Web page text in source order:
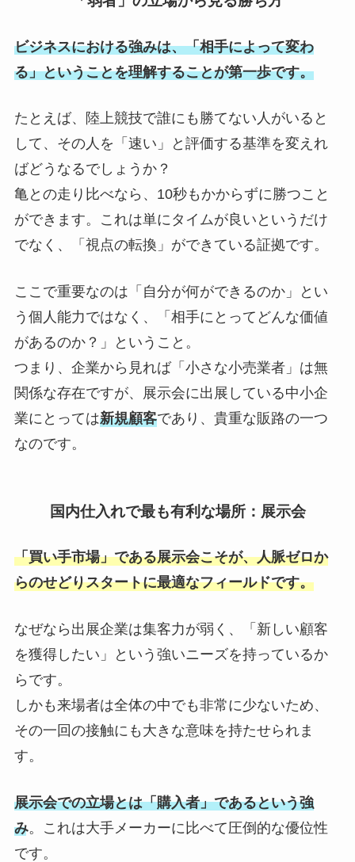
ビジネスにおける強みは、「相手によって変わ
る」ということを理解することが第一歩です。
たとえば、陸上競技で誰にも勝てない人がいると
して、その人を「速い」と評価する基準を変えれ
ばどうなるでしょうか？
亀との走り比べなら、10秒もかからずに勝つこと
ができます。これは単にタイムが良いというだけ
でなく、「視点の転換」ができている証拠です。
ここで重要なのは「自分が何ができるのか」とい
う個人能力ではなく、「相手にとってどんな価値
があるのか？」ということ。
つまり、企業から見れば「小さな小売業者」は無
関係な存在ですが、展示会に出展している中小企
業にとっては新規顧客であり、貴重な販路の一つ
なのです。
国内仕入れで最も有利な場所：展示会
「買い手市場」である展示会こそが、人脈ゼロか
らのせどりスタートに最適なフィールドです。
なぜなら出展企業は集客力が弱く、「新しい顧客
を獲得したい」という強いニーズを持っているか
らです。
しかも来場者は全体の中でも非常に少ないため、
その一回の接触にも大きな意味を持たせられま
す。
展示会での立場とは「購入者」であるという強
み。これは大手メーカーに比べて圧倒的な優位性
です。